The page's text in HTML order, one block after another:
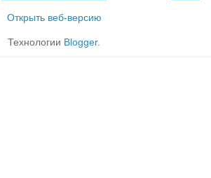
Открыть веб-версию
Технологии Blogger.